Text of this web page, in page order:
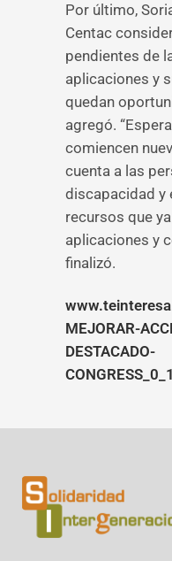
Por último,
Centac
pendientes de
aplicaciones y
quedan
agregó.
comiencen
cuenta a las
discapacidad y
recursos que
aplicaciones y
finalizó.
MEJORAR-
DESTACADO-